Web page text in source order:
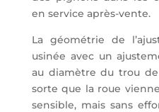
en service après-vente.
La géométrie de
usinée avec un
au diamètre du trou
sorte que la roue
sensible, mais sans